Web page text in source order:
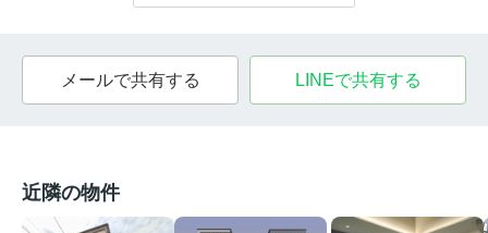
メールで共有する LINEで共有する
近隣の物件